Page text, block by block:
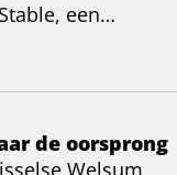
een
van een
de oorsprong